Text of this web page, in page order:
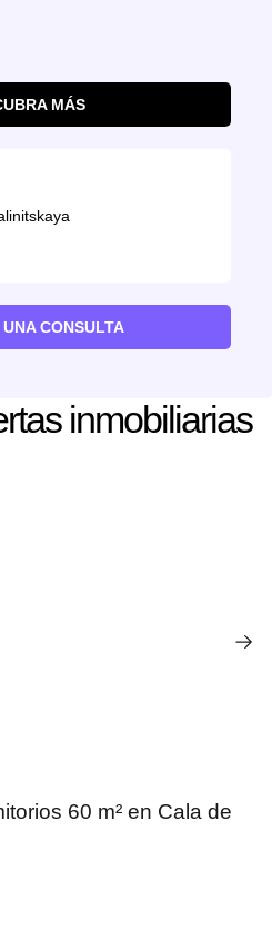
MÁS
CONSULTA
inmobiliarias
60 m² en Cala de